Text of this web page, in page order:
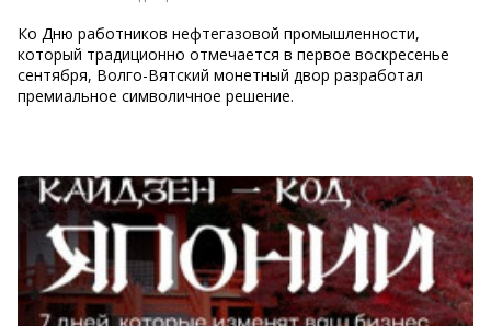
Ко Дню работников нефтегазовой промышленности,
который традиционно отмечается в первое воскресенье
сентября, Волго-Вятский монетный двор разработал
премиальное символичное решение.